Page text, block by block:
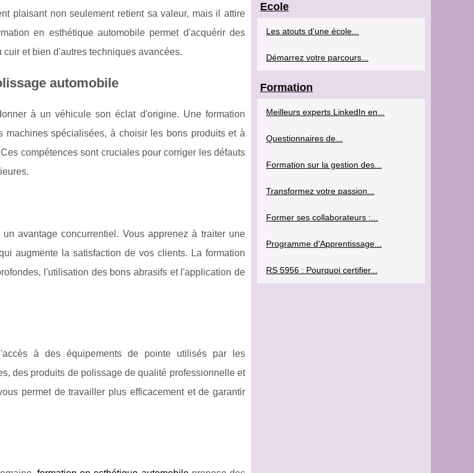
plaisant non seulement retient sa valeur, mais il attire
en esthétique automobile permet d'acquérir des
et bien d'autres techniques avancées.
automobile
à un véhicule son éclat d'origine. Une formation
spécialisées, à choisir les bons produits et à
compétences sont cruciales pour corriger les défauts
avantage concurrentiel. Vous apprenez à traiter une
augmente la satisfaction de vos clients. La formation
l'utilisation des bons abrasifs et l'application de
à des équipements de pointe utilisés par les
des produits de polissage de qualité professionnelle et
permet de travailler plus efficacement et de garantir
Ecole
Les atouts d’une école...
Démarrez votre parcours...
Formation
Meilleurs experts LinkedIn en...
Questionnaires de...
Formation sur la gestion des...
Transformez votre passion...
Former ses collaborateurs :...
Programme d'Apprentissage...
RS 5956 : Pourquoi certifier...